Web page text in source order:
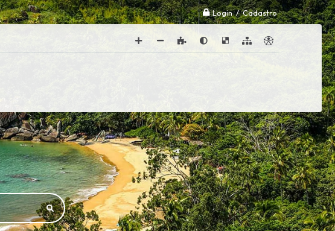
Login / Cadastro